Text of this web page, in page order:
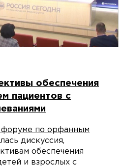
обеспечения
пациентов с
форуме по орфанным
дискуссия,
обеспечения
и взрослых с